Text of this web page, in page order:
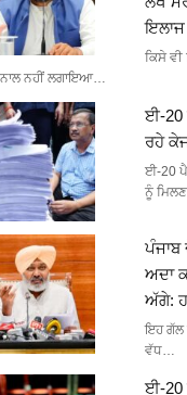
ਕਿਸੇ
ਨਾਲ ਨਹੀਂ ਲਗਾਇਆ…
ਈ-20
ਰਹੇ
ਈ-20
ਨੂੰ
ਪੰਜਾਬ
ਅਦਾ
ਅੱਗੇ:
ਇਹ ਗੱਲ
ਵੱਧ…
ਈ-20